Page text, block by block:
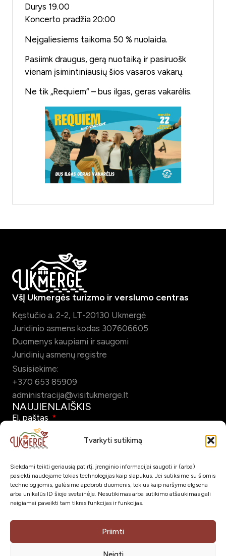
Tvarkyti sutikimą
Siekdami teikti geriausią patirtį, įrenginio informacijai saugoti ir (arba)
pasiekti naudojame tokias technologijas kaip slapukus. Jei sutiksime su šiomis
technologijomis, galėsime apdoroti duomenis, tokius kaip naršymo elgsena
arba unikalūs ID šioje svetainėje. Nesutikimas arba sutikimo atšaukimas gali
neigiamai paveikti tam tikras funkcijas ir funkcijas.
Priimti
Durys 19.00
Koncerto pradžia 20:00
Neįgaliesiems taikoma 50 % nuolaida.
Pasiimk draugus, gerą nuotaiką ir pasiruošk
vienam įsimintiniausių šios vasaros vakarų.
Ne tik „Requiem“ – bus ilgas, geras vakarėlis.
VšĮ Ukmergės turizmo ir verslumo centras
Kęstučio a. 2-2, LT-20130 Ukmergė
Juridinio asmens kodas 307606605
Duomenys kaupiami ir saugomi
Juridinių asmenų registre
Susisiekime:
+370 653 85909
administracija@visitukmerge.lt
NAUJIENLAIŠKIS
El. paštas
Pažymėdamas šį laukelį patvirtinu, kad sutinku gauti Ukmergės
turizmo naujienlaiškį el. paštu.
Prenumeruoti
SOC. TINKLAI